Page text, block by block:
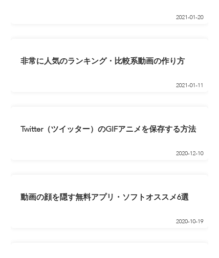
2021-01-20
非常に人気のランキング・比較系動画の作り方
2021-01-11
Twitter（ツイッター）のGIFアニメを保存する方法
2020-12-10
動画の顔を隠す無料アプリ・ソフトオススメ6選
2020-10-19